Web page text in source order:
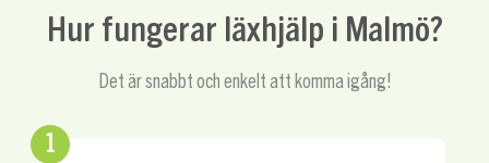
Hur fungerar läxhjälp i Malmö?
Det är snabbt och enkelt att komma igång!
1